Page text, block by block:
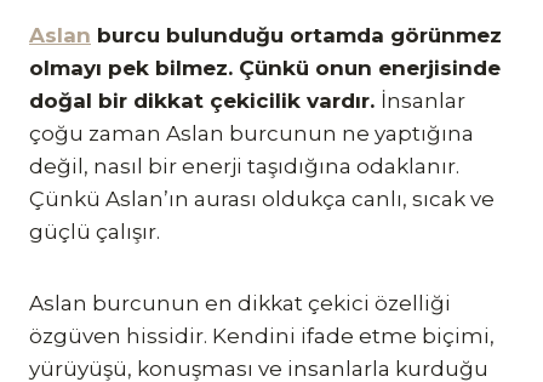
Aslan burcu bulunduğu ortamda görünmez
olmayı pek bilmez. Çünkü onun enerjisinde
doğal bir dikkat çekicilik vardır. İnsanlar
çoğu zaman Aslan burcunun ne yaptığına
değil, nasıl bir enerji taşıdığına odaklanır.
Çünkü Aslan’ın aurası oldukça canlı, sıcak ve
güçlü çalışır.
Aslan burcunun en dikkat çekici özelliği
özgüven hissidir. Kendini ifade etme biçimi,
yürüyüşü, konuşması ve insanlarla kurduğu